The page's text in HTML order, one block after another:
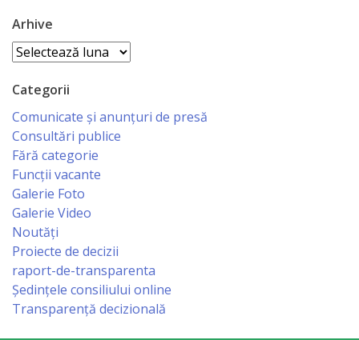
Tineretului
Sportului
Specialist
pentru
Planificare,
Economist
Primar
Viceprimarii
Arhive
Arhive
Categorii
Comunicate și anunțuri de presă
Consultări publice
Fără categorie
Funcții vacante
Galerie Foto
Galerie Video
Noutăți
Proiecte de decizii
raport-de-transparenta
Ședințele consiliului online
Transparență decizională